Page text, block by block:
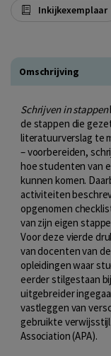
Inkijkexemplaar
Omschrijving
Schrijven in stappen
de stappen die
literatuurverslag te
– voorbereiden,
hoe studenten van
kunnen komen.
activiteiten
opgenomen
van zijn eigen
Voor deze vierde
van docenten van
opleidingen waar
eerder stilgestaan
uitgebreider
vastleggen van
gebruikte verwijsstijl
Association (APA).